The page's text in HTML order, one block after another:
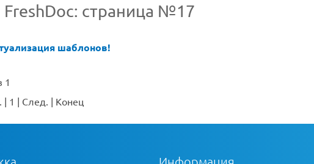
FreshDoc: страница №17
шаблонов!
1
| 1 | След. | Конец